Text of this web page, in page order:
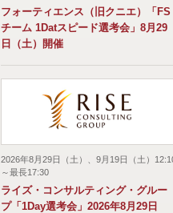
フォーティエンス（旧クニエ）「FS
チーム 1Datスピード選考会」8月29
日（土）開催
2026年8月29日（土）、9月19日（土）
～最長17:30
ライズ・コンサルティング・グルー
プ「1Day選考会」2026年8月29日